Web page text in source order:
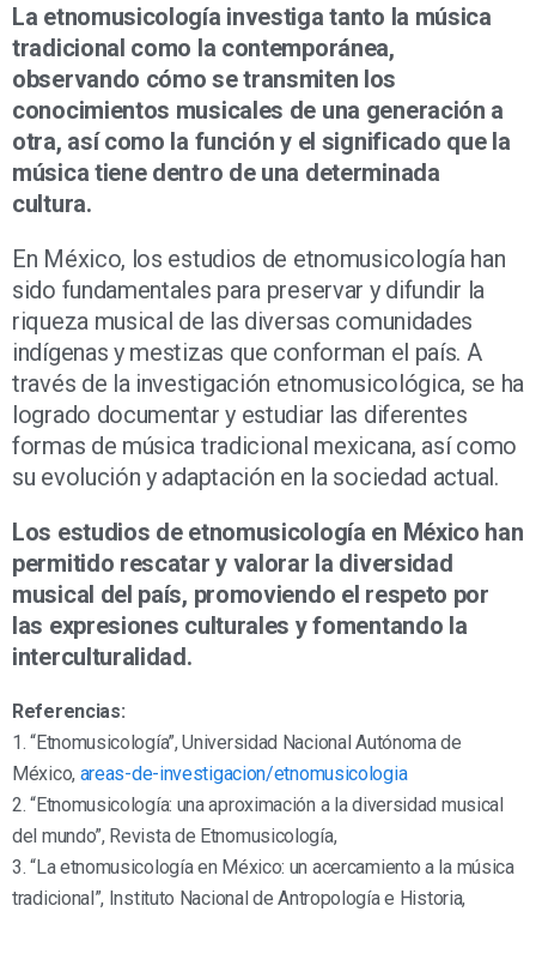
La etnomusicología investiga tanto la música
tradicional como la contemporánea,
observando cómo se transmiten los
conocimientos musicales de una generación a
otra, así como la función y el significado que la
música tiene dentro de una determinada
cultura.
En México, los estudios de etnomusicología han
sido fundamentales para preservar y difundir la
riqueza musical de las diversas comunidades
indígenas y mestizas que conforman el país. A
través de la investigación etnomusicológica, se ha
logrado documentar y estudiar las diferentes
formas de música tradicional mexicana, así como
su evolución y adaptación en la sociedad actual.
Los estudios de etnomusicología en México han
permitido rescatar y valorar la diversidad
musical del país, promoviendo el respeto por
las expresiones culturales y fomentando la
interculturalidad.
Referencias:
1. “Etnomusicología”, Universidad Nacional Autónoma de
México, areas-de-investigacion/etnomusicologia
2. “Etnomusicología: una aproximación a la diversidad musical
del mundo”, Revista de Etnomusicología,
3. “La etnomusicología en México: un acercamiento a la música
tradicional”, Instituto Nacional de Antropología e Historia,